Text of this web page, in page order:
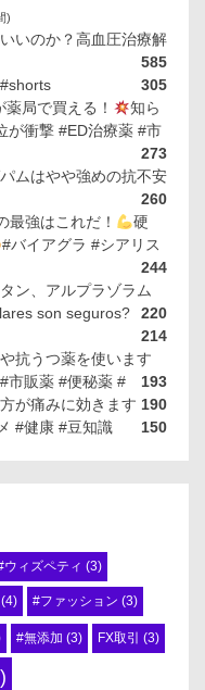
)
いのか？高血圧治療解
585
305
局で買える！
知ら
が衝撃 #ED治療薬 #市
273
ムはやや強めの抗不安
260
最強はこれだ！
硬
#バイアグラ #シアリス
244
ン、アルプラゾラム
220
son seguros?
214
抗うつ薬を使います
193
市販薬 #便秘薬 #
190
が痛みに効きます
#健康 #豆知識
150
ウィズペティ (3)
(4) #ファッション (3)
#無添加 (3) FX取引 (3)